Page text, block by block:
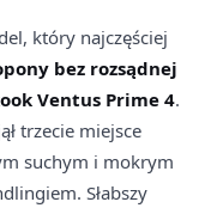
który najczęściej
bez rozsądnej
Ventus Prime 4.
trzecie miejsce
suchym i mokrym
Słabszy